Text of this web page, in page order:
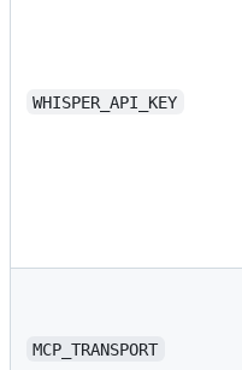
WHISPER_API_KEY
MCP_TRANSPORT